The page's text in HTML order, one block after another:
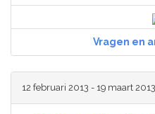
Vragen en
12 februari 2013 - 19 maart 2013